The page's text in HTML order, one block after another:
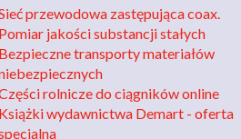
przewodowa zastępująca coax.
Pomiar jakości substancji stałych
Bezpieczne transporty materiałów
rolnicze do ciągników online
Książki wydawnictwa Demart - oferta